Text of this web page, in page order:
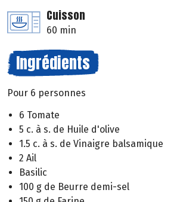
Cuisson
60 min
Ingrédients
Pour 6 personnes
6 Tomate
5 c. à s. de Huile d'olive
1.5 c. à s. de Vinaigre balsamique
2 Ail
Basilic
100 g de Beurre demi-sel